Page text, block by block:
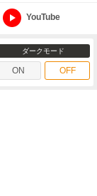
YouTube
ダークモード
ON OFF